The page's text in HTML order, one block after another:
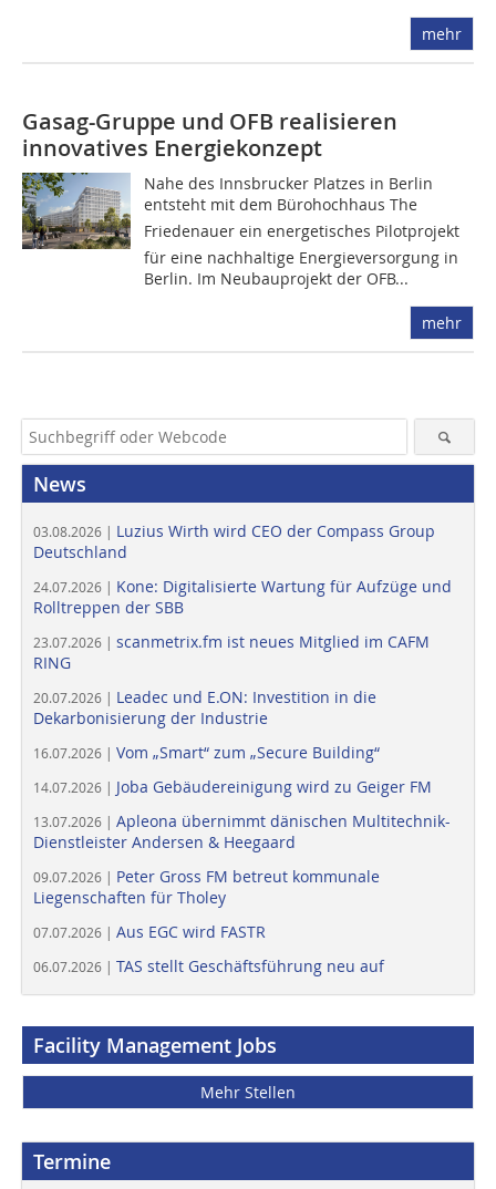
mehr
Gasag-Gruppe und OFB realisieren
innovatives Energiekonzept
Nahe des Innsbrucker Platzes in Berlin
entsteht mit dem Bürohochhaus The
Friedenauer ein energetisches Pilotprojekt
für eine nachhaltige Energieversorgung in
Berlin. Im Neubauprojekt der OFB...
mehr
News
03.08.2026 | Luzius Wirth wird CEO der Compass Group
Deutschland
24.07.2026 | Kone: Digitalisierte Wartung für Aufzüge und
Rolltreppen der SBB
23.07.2026 | scanmetrix.fm ist neues Mitglied im CAFM
RING
20.07.2026 | Leadec und E.ON: Investition in die
Dekarbonisierung der Industrie
16.07.2026 | Vom „Smart“ zum „Secure Building“
14.07.2026 | Joba Gebäudereinigung wird zu Geiger FM
13.07.2026 | Apleona übernimmt dänischen Multitechnik-
Dienstleister Andersen & Heegaard
09.07.2026 | Peter Gross FM betreut kommunale
Liegenschaften für Tholey
07.07.2026 | Aus EGC wird FASTR
06.07.2026 | TAS stellt Geschäftsführung neu auf
Facility Management Jobs
Mehr Stellen
Termine